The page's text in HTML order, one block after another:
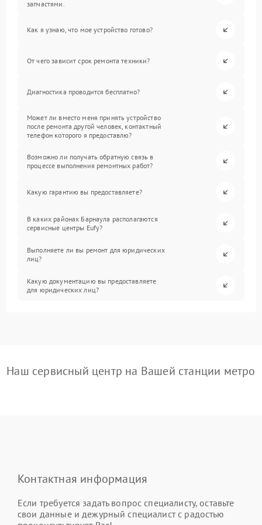
запчастями.
Как я узнаю, что мое устройство готово?
От чего зависит срок ремонта техники?
Диагностика проводится бесплатно?
Может ли вместо меня принять устройство
после ремонта другой человек, контактный
телефон которого я предоставлю?
Возможно ли получать обратную связь в
процессе выполнения ремонтных работ?
Какую гарантию вы предоставляете?
В каких районах Барнаула располагаются
сервисные центры Eufy?
Выполняете ли вы ремонт для юридических
лиц?
Какую документацию вы предоставляете
для юридических лиц?
Наш сервисный центр на Вашей станции метро
Контактная информация
Если требуется задать вопрос специалисту, оставьте
свои данные и дежурный специалист с радостью